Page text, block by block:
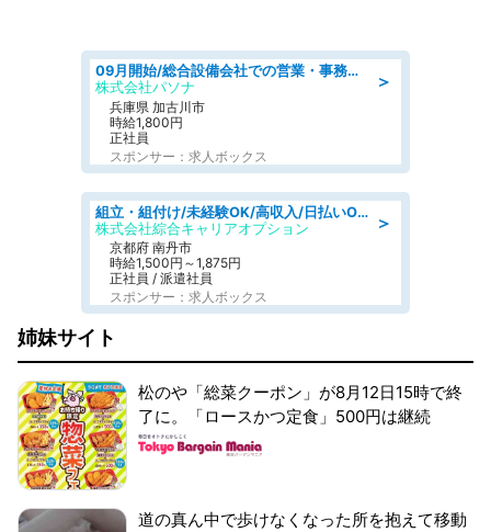
＞
09月開始/総合設備会社での営業・事務のお仕事/車通勤可/賞与あり/営業/営業事務
株式会社パソナ
兵庫県 加古川市
時給1,800円
正社員
スポンサー：求人ボックス
＞
組立・組付け/未経験OK/高収入/日払いOK/寮費無料/交替制
株式会社綜合キャリアオプション
京都府 南丹市
時給1,500円～1,875円
正社員 / 派遣社員
スポンサー：求人ボックス
姉妹サイト
松のや「総菜クーポン」が8月12日15時で終
了に。「ロースかつ定食」500円は継続
道の真ん中で歩けなくなった所を抱えて移動